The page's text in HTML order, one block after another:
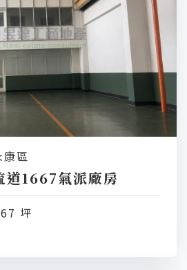
區
道1667氣派廠房
坪